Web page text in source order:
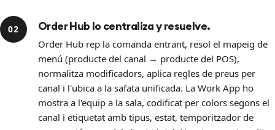
02 Order Hub lo centraliza y resuelve.
Order Hub rep la comanda entrant, resol el mapeig de
menú (producte del canal → producte del POS),
normalitza modificadors, aplica regles de preus per
canal i l'ubica a la safata unificada. La Work App ho
mostra a l'equip a la sala, codificat per colors segons el
canal i etiquetat amb tipus, estat, temporitzador de